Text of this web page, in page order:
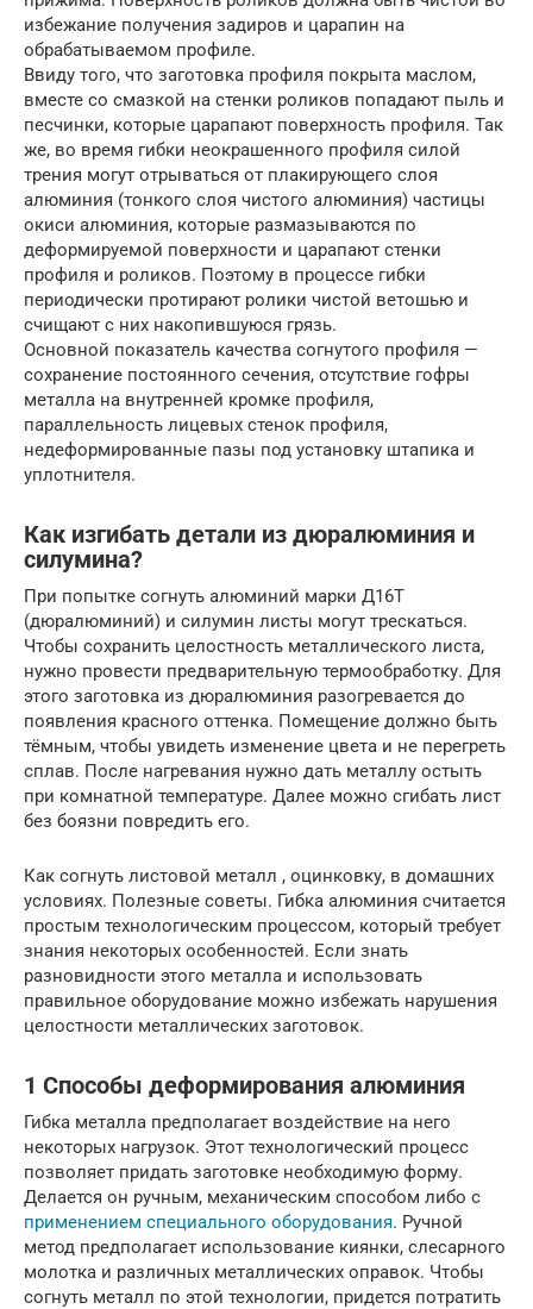
избежание получения задиров и царапин на
обрабатываемом профиле.
Ввиду того, что заготовка профиля покрыта маслом,
вместе со смазкой на стенки роликов попадают пыль и
песчинки, которые царапают поверхность профиля. Так
же, во время гибки неокрашенного профиля силой
трения могут отрываться от плакирующего слоя
алюминия (тонкого слоя чистого алюминия) частицы
окиси алюминия, которые размазываются по
деформируемой поверхности и царапают стенки
профиля и роликов. Поэтому в процессе гибки
периодически протирают ролики чистой ветошью и
счищают с них накопившуюся грязь.
Основной показатель качества согнутого профиля —
сохранение постоянного сечения, отсутствие гофры
металла на внутренней кромке профиля,
параллельность лицевых стенок профиля,
недеформированные пазы под установку штапика и
уплотнителя.
Как изгибать детали из дюралюминия и
силумина?
При попытке согнуть алюминий марки Д16Т
(дюралюминий) и силумин листы могут трескаться.
Чтобы сохранить целостность металлического листа,
нужно провести предварительную термообработку. Для
этого заготовка из дюралюминия разогревается до
появления красного оттенка. Помещение должно быть
тёмным, чтобы увидеть изменение цвета и не перегреть
сплав. После нагревания нужно дать металлу остыть
при комнатной температуре. Далее можно сгибать лист
без боязни повредить его.
Как согнуть листовой металл , оцинковку, в домашних
условиях. Полезные советы. Гибка алюминия считается
простым технологическим процессом, который требует
знания некоторых особенностей. Если знать
разновидности этого металла и использовать
правильное оборудование можно избежать нарушения
целостности металлических заготовок.
1 Способы деформирования алюминия
Гибка металла предполагает воздействие на него
некоторых нагрузок. Этот технологический процесс
позволяет придать заготовке необходимую форму.
Делается он ручным, механическим способом либо с
применением специального оборудования. Ручной
метод предполагает использование киянки, слесарного
молотка и различных металлических оправок. Чтобы
согнуть металл по этой технологии, придется потратить